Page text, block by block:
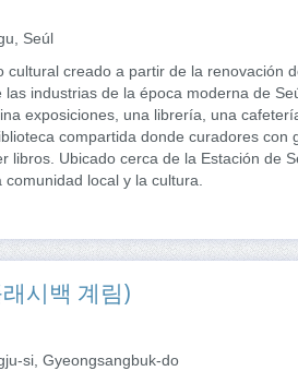
Seúl
creado a partir de la renovación
industrias de la época moderna de
exposiciones, una librería, una
compartida donde curadores con
libros. Ubicado cerca de la Estación de
local y la cultura.
시백 계림)
si, Gyeongsangbuk-do